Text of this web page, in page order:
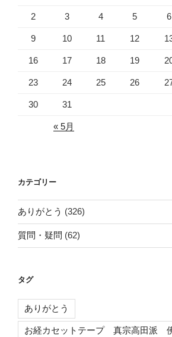
2 3 4 5 6
9 10 11 12
16 17 18 19
23 24 25 26
30 31
« 5月
カテゴリー
ありがとう (326)
質問・疑問 (62)
タグ
ありがとう
お経カセットテープ 真宗高田派